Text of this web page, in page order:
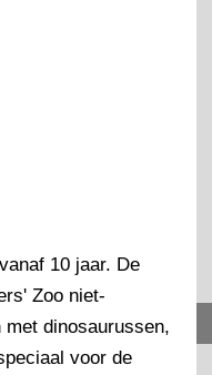
10 jaar. De
Zoo niet-
dinosaurussen,
voor de